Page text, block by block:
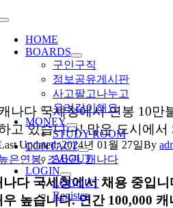
Toggle
Navigation
HOME
BOARDS
구인구직
정보공유게시판
사고팔고나누고
우리같이해요
MONEY
STUDY ROOM
CONTACT
ABOUT
LOGIN
LOGOUT
Register
나다 국세청에서 연봉 10만
고 있습니다! 많은 도시에서
Updated: 2024년 01월 27일By
은연봉,조사관,캐나다
나다 국세청에서 채용 중입
우 높습니다. 연간 100,000